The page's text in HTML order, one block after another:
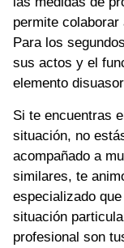
permite
Para los
sus actos y el
elemento
Si te encuentras
situación, no
acompañado a
similares, te
especializado
situación
profesional son